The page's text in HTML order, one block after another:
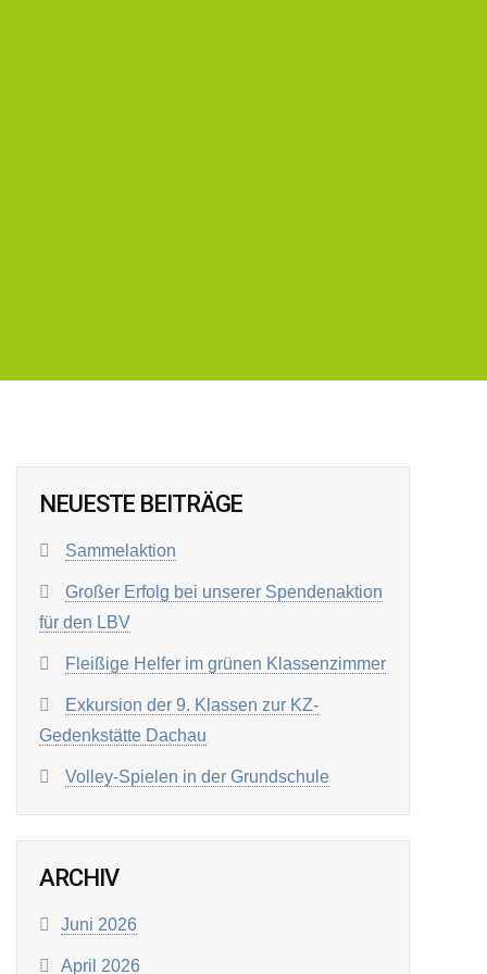
NEUESTE BEITRÄGE
Sammelaktion
Großer Erfolg bei unserer Spendenaktion
für den LBV
Fleißige Helfer im grünen Klassenzimmer
Exkursion der 9. Klassen zur KZ-
Gedenkstätte Dachau
Volley-Spielen in der Grundschule
ARCHIV
Juni 2026
April 2026